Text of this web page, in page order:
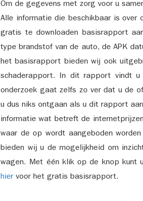
Om de gegevens met zorg voor u
Alle informatie die beschikbaar is
gratis te downloaden basisrapport
type brandstof van de auto, de APK
het basisrapport bieden wij ook
schaderapport. In dit rapport vindt
onderzoek gaat zelfs zo ver dat u de
u dus niks ontgaan als u dit rapport
informatie wat betreft de
waar de op wordt aangeboden
bieden wij u de mogelijkheid om
wagen. Met één klik op de knop kunt
hier voor het gratis basisrapport.